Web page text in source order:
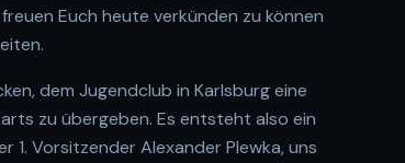
Euch heute verkünden zu können
dem Jugendclub in Karlsburg eine
zu übergeben. Es entsteht also ein
1. Vorsitzender Alexander Plewka, uns